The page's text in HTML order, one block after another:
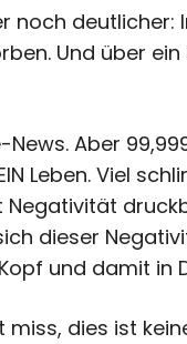
noch deutlicher:
Und über
News. Aber
Leben. Viel
dieser
und damit in
dies ist